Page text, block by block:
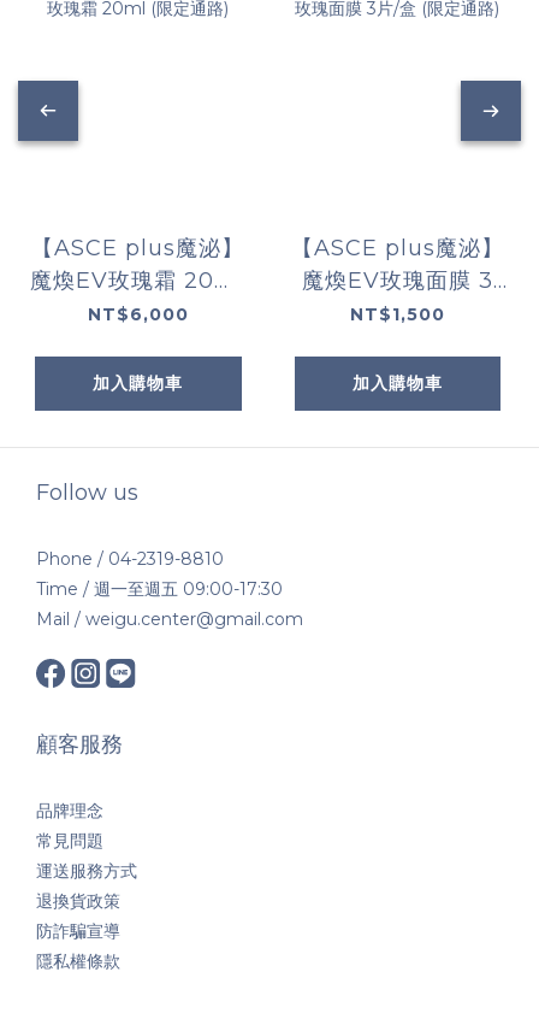
【ASCE plus魔泌】
魔煥EV玫瑰霜 20ml
(限定通路)
NT$6,000
加入購物車
【ASCE plus魔泌】
魔煥EV玫瑰面膜 3
片/盒 (限定通路)
NT$1,500
加入購物車
Follow us
Phone / 04-2319-8810
Time / 週一至週五 09:00-17:30
Mail / weigu.center@gmail.com
顧客服務
品牌理念
常見問題
運送服務方式
退換貨政策
防詐騙宣導
隱私權條款